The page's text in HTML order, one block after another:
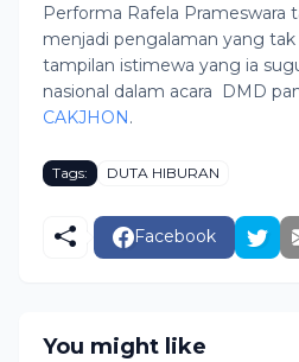
Performa Rafela Prameswara
menjadi pengalaman yang
tampilan istimewa yang ia
nasional dalam acara DMD
CAKJHON.
Tags: DUTA HIBURAN
Facebook
You might like